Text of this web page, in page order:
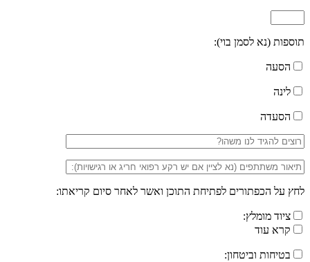
תוספות (נא לסמן בוי):
הסעה
לינה
הסעדה
לחץ על הכפתורים לפתיחת התוכן ואשר לאחר סיום קריאתו:
ציוד מומלץ:
קרא עוד
בטיחות וביטחון: